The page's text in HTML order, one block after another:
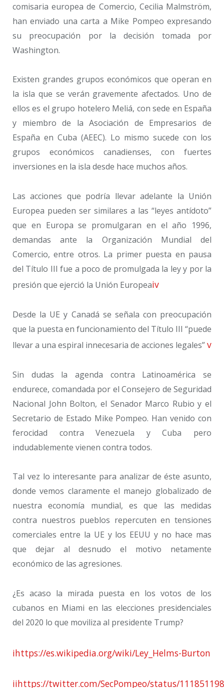
comisaria europea de Comercio, Cecilia Malmström,
han enviado una carta a Mike Pompeo expresando
su preocupación por la decisión tomada por
Washington.
Existen grandes grupos económicos que operan en
la isla que se verán gravemente afectados. Uno de
ellos es el grupo hotelero Meliá, con sede en España
y miembro de la Asociación de Empresarios de
España en Cuba (AEEC). Lo mismo sucede con los
grupos económicos canadienses, con fuertes
inversiones en la isla desde hace muchos años.
Las acciones que podría llevar adelante la Unión
Europea pueden ser similares a las “leyes antídoto”
que en Europa se promulgaran en el año 1996,
demandas ante la Organización Mundial del
Comercio, entre otros. La primer puesta en pausa
del Título III fue a poco de promulgada la ley y por la
presión que ejerció la Unión Europeaiv
Desde la UE y Canadá se señala con preocupación
que la puesta en funcionamiento del Título III “puede
llevar a una espiral innecesaria de acciones legales”v
Sin dudas la agenda contra Latinoamérica se
endurece, comandada por el Consejero de Seguridad
Nacional John Bolton, el Senador Marco Rubio y el
Secretario de Estado Mike Pompeo. Han venido con
ferocidad contra Venezuela y Cuba pero
indudablemente vienen contra todos.
Tal vez lo interesante para analizar de éste asunto,
donde vemos claramente el manejo globalizado de
nuestra economía mundial, es que las medidas
contra nuestros pueblos repercuten en tensiones
comerciales entre la UE y los EEUU y no hace mas
que dejar al desnudo el motivo netamente
económico de las agresiones.
¿Es acaso la mirada puesta en los votos de los
cubanos en Miami en las elecciones presidenciales
del 2020 lo que moviliza al presidente Trump?
ihttps://es.wikipedia.org/wiki/Ley_Helms-Burton
iihttps://twitter.com/SecPompeo/status/